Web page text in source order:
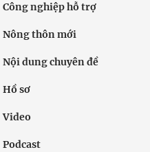
Công nghiệp hỗ trợ
Nông thôn mới
Nội dung chuyên đề
Hồ sơ
Video
Podcast